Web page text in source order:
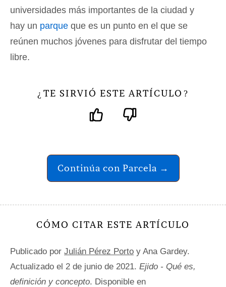
universidades más importantes de la ciudad y
hay un parque que es un punto en el que se
reúnen muchos jóvenes para disfrutar del tiempo
libre.
¿ TE SIRVIÓ ESTE ARTÍCULO ?
Continúa con Parcela →
CÓMO CITAR ESTE ARTÍCULO
Publicado por Julián Pérez Porto y Ana Gardey.
Actualizado el 2 de junio de 2021. Ejido - Qué es,
definición y concepto. Disponible en